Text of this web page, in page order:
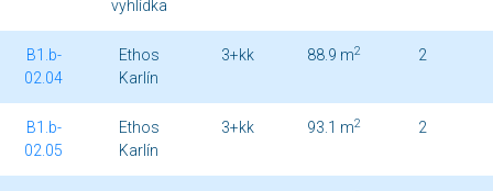
vyhlídka
B1.b-
02.04
Ethos
Karlín
3+kk 88.9 m2 2
B1.b-
02.05
Ethos
Karlín
3+kk 93.1 m2 2